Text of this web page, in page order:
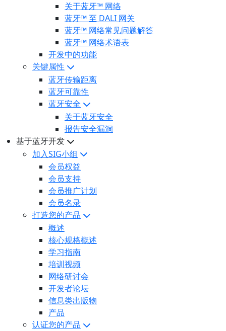
关于蓝牙™ 网络
蓝牙™ 至 DALI 网关
蓝牙™ 网络常见问题解答
蓝牙™ 网络术语表
开发中的功能
关键属性
蓝牙传输距离
蓝牙可靠性
蓝牙安全
关于蓝牙安全
报告安全漏洞
基于蓝牙开发
加入SIG小组
会员权益
会员支持
会员推广计划
会员名录
打造您的产品
概述
核心规格概述
学习指南
培训视频
网络研讨会
开发者论坛
信息类出版物
产品
认证您的产品